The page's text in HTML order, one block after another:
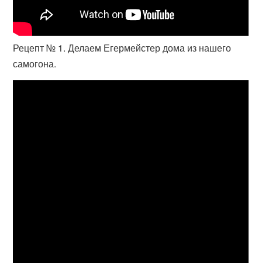
Рецепт № 1. Делаем Егермейстер дома из нашего
самогона.